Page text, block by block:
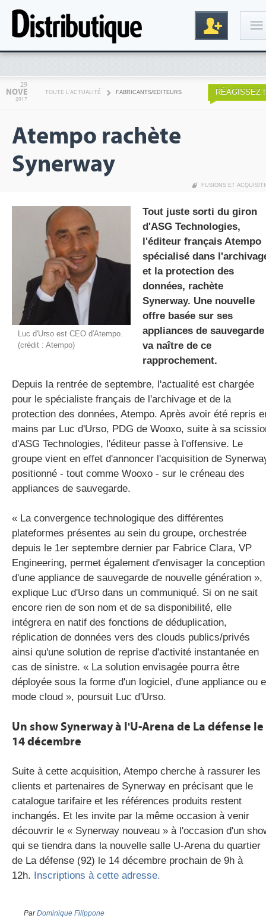
29
NOVE
2017
TOUTE L'ACTUALITÉ FABRICANTS/EDITEURS RÉAGISSEZ !
Atempo rachète
Synerway
FUSIONS ET
Luc d'Urso est CEO d'Atempo.
(crédit : Atempo)
Tout juste sorti du giron
d'ASG Technologies,
l'éditeur français Atempo
spécialisé dans
et la protection des
données, rachète
Synerway. Une nouvelle
offre basée sur ses
appliances de sauvegarde
va naître de ce
rapprochement.
Depuis la rentrée de septembre, l'actualité est chargée
pour le spécialiste français de l'archivage et de la
protection des données, Atempo. Après avoir été repris
mains par Luc d'Urso, PDG de Wooxo, suite à sa
d'ASG Technologies, l'éditeur passe à l'offensive. Le
groupe vient en effet d'annoncer l'acquisition de
positionné - tout comme Wooxo - sur le créneau des
appliances de sauvegarde.
« La convergence technologique des différentes
plateformes présentes au sein du groupe, orchestrée
depuis le 1er septembre dernier par Fabrice Clara, VP
Engineering, permet également d'envisager la conception
d'une appliance de sauvegarde de nouvelle génération »,
explique Luc d'Urso dans un communiqué. Si on ne sait
encore rien de son nom et de sa disponibilité, elle
intégrera en natif des fonctions de déduplication,
réplication de données vers des clouds publics/privés
ainsi qu'une solution de reprise d'activité instantanée en
cas de sinistre. « La solution envisagée pourra être
déployée sous la forme d'un logiciel, d'une appliance ou
mode cloud », poursuit Luc d'Urso.
Un show Synerway à l'U-Arena de La défense le
14 décembre
Suite à cette acquisition, Atempo cherche à rassurer les
clients et partenaires de Synerway en précisant que le
catalogue tarifaire et les références produits restent
inchangés. Et les invite par la même occasion à venir
découvrir le « Synerway nouveau » à l'occasion d'un
qui se tiendra dans la nouvelle salle U-Arena du quartier
de La défense (92) le 14 décembre prochain de 9h à
12h. Inscriptions à cette adresse.
ParDominique Filippone